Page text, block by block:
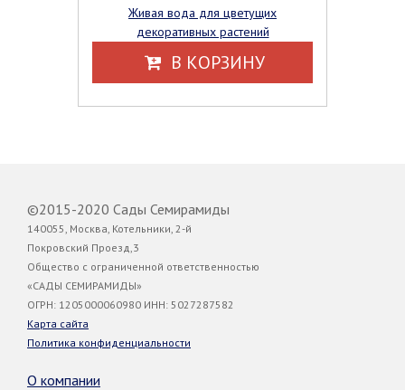
Живая вода для цветущих
декоративных растений
В КОРЗИНУ
©2015-2020 Сады Семирамиды
140055, Москва, Котельники, 2-й
Покровский Проезд,3
Общество с ограниченной ответственностью
«САДЫ СЕМИРАМИДЫ»
ОГРН: 1205000060980 ИНН: 5027287582
Карта сайта
Политика конфиденциальности
О компании